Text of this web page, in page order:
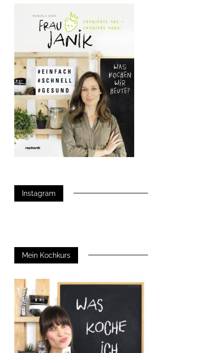
Instagram
Mein Kochkurs